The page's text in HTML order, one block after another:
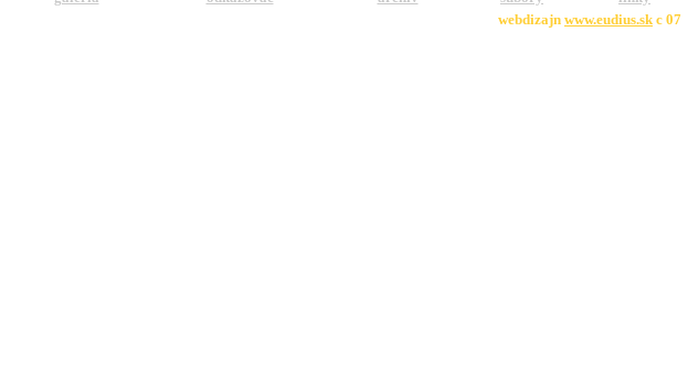
webdizajn www.eudius.sk c 07